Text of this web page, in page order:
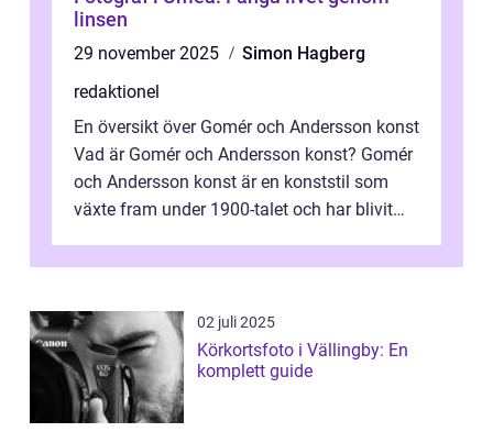
linsen
29 november 2025
Simon Hagberg
redaktionel
En översikt över Gomér och Andersson konst
Vad är Gomér och Andersson konst? Gomér
och Andersson konst är en konststil som
växte fram under 1900-talet och har blivit
02 juli 2025
Körkortsfoto i Vällingby: En
komplett guide